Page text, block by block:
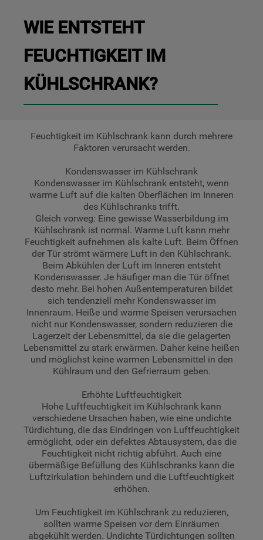
WIE ENTSTEHT
FEUCHTIGKEIT IM
KÜHLSCHRANK?
Feuchtigkeit im Kühlschrank kann durch mehrere
Faktoren verursacht werden.
Kondenswasser im Kühlschrank
Kondenswasser im Kühlschrank entsteht, wenn
warme Luft auf die kalten Oberflächen im Inneren
des Kühlschranks trifft.
Gleich vorweg: Eine gewisse Wasserbildung im
Kühlschrank ist normal. Warme Luft kann mehr
Feuchtigkeit aufnehmen als kalte Luft. Beim Öffnen
der Tür strömt wärmere Luft in den Kühlschrank.
Beim Abkühlen der Luft im Inneren entsteht
Kondenswasser. Je häufiger man die Tür öffnet
desto mehr. Bei hohen Außentemperaturen bildet
sich tendenziell mehr Kondenswasser im
Innenraum. Heiße und warme Speisen verursachen
nicht nur Kondenswasser, sondern reduzieren die
Lagerzeit der Lebensmittel, da sie die gelagerten
Lebensmittel zu stark erwärmen. Daher keine heißen
und möglichst keine warmen Lebensmittel in den
Kühlraum und den Gefrierraum geben.
Erhöhte Luftfeuchtigkeit
Hohe Luftfeuchtigkeit im Kühlschrank kann
verschiedene Ursachen haben, wie eine undichte
Türdichtung, die das Eindringen von Luftfeuchtigkeit
ermöglicht, oder ein defektes Abtausystem, das die
Feuchtigkeit nicht richtig abführt. Auch eine
übermäßige Befüllung des Kühlschranks kann die
Luftzirkulation behindern und die Luftfeuchtigkeit
erhöhen.
Um Feuchtigkeit im Kühlschrank zu reduzieren,
sollten warme Speisen vor dem Einräumen
abgekühlt werden. Undichte Türdichtungen sollten